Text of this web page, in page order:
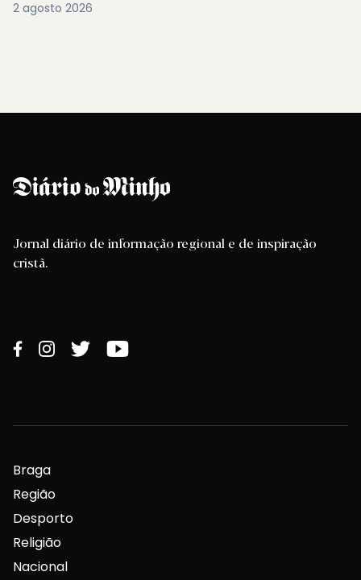
2 agosto 2026
Jornal diário de informação regional e de inspiração
cristã.
Braga
Região
Desporto
Religião
Nacional